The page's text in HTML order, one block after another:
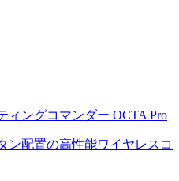
ィングコマンダー OCTA Pro
ン配置の高性能ワイヤレスコ